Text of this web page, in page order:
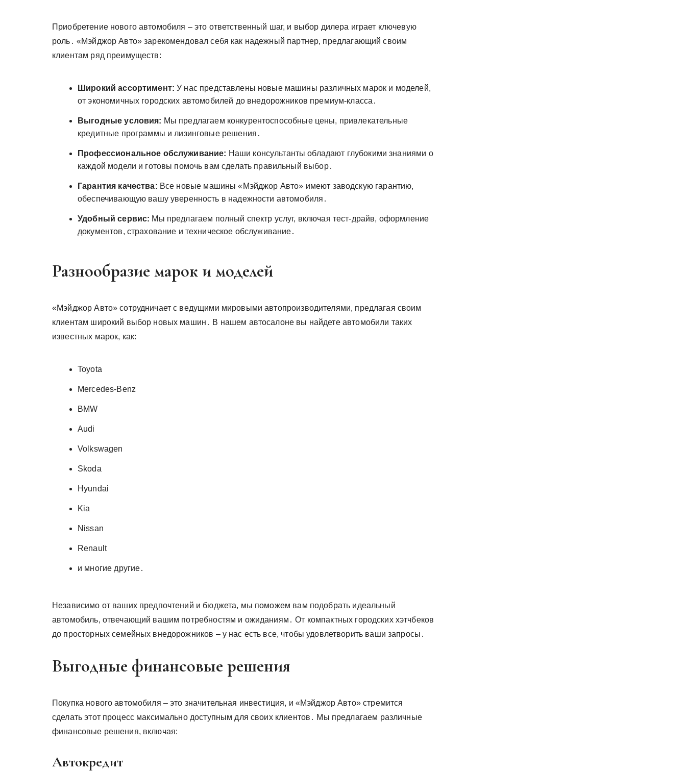
Приобретение нового автомобиля – это ответственный шаг, и выбор дилера играет ключевую
роль․ «Мэйджор Авто» зарекомендовал себя как надежный партнер, предлагающий своим
клиентам ряд преимуществ:
Широкий ассортимент: У нас представлены новые машины различных марок и моделей,
от экономичных городских автомобилей до внедорожников премиум-класса․
Выгодные условия: Мы предлагаем конкурентоспособные цены, привлекательные
кредитные программы и лизинговые решения․
Профессиональное обслуживание: Наши консультанты обладают глубокими знаниями о
каждой модели и готовы помочь вам сделать правильный выбор․
Гарантия качества: Все новые машины «Мэйджор Авто» имеют заводскую гарантию,
обеспечивающую вашу уверенность в надежности автомобиля․
Удобный сервис: Мы предлагаем полный спектр услуг, включая тест-драйв, оформление
документов, страхование и техническое обслуживание․
Разнообразие марок и моделей
«Мэйджор Авто» сотрудничает с ведущими мировыми автопроизводителями, предлагая своим
клиентам широкий выбор новых машин․ В нашем автосалоне вы найдете автомобили таких
известных марок, как:
Toyota
Mercedes-Benz
BMW
Audi
Volkswagen
Skoda
Hyundai
Kia
Nissan
Renault
и многие другие․
Независимо от ваших предпочтений и бюджета, мы поможем вам подобрать идеальный
автомобиль, отвечающий вашим потребностям и ожиданиям․ От компактных городских хэтчбеков
до просторных семейных внедорожников – у нас есть все, чтобы удовлетворить ваши запросы․
Выгодные финансовые решения
Покупка нового автомобиля – это значительная инвестиция, и «Мэйджор Авто» стремится
сделать этот процесс максимально доступным для своих клиентов․ Мы предлагаем различные
финансовые решения, включая:
Автокредит